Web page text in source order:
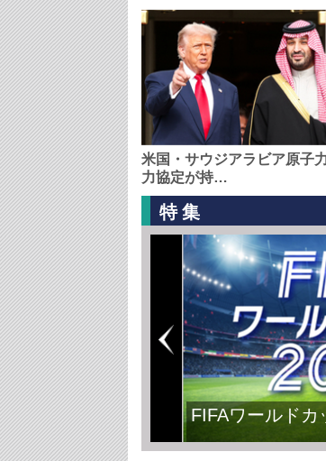
米国・サウジアラビア原子
力協定が持…
特集
FIFAワールドカ